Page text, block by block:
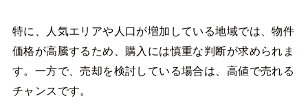
特に、人気エリアや人口が増加している地域では、物件
価格が高騰するため、購入には慎重な判断が求められま
す。一方で、売却を検討している場合は、高値で売れる
チャンスです。